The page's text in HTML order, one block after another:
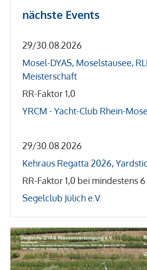
nächste Events
29/30.08.2026
Mosel-DYAS, Moselstausee,
Meisterschaft
RR-Faktor 1,0
YRCM - Yacht-Club Rhein-
29/30.08.2026
Kehraus Regatta 2026,
RR-Faktor 1,0 bei mindestens 6
Segelclub Jülich e.V.